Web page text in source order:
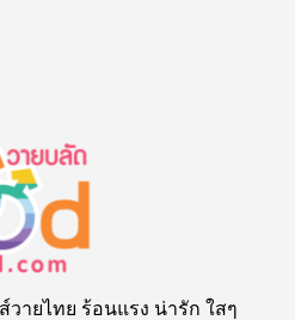
วายไทย ร้อนแรง น่ารัก ใสๆ